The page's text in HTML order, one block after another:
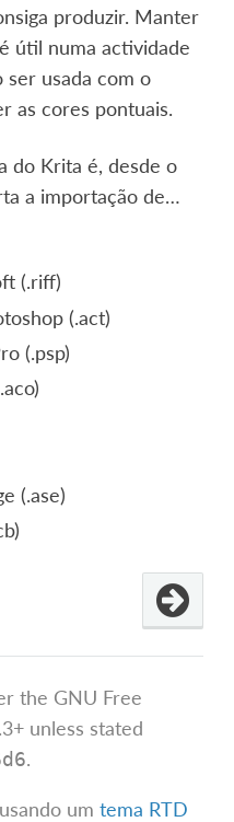
produzir. Manter
útil numa actividade
ser usada com o
as cores pontuais.
do Krita é, desde o
a importação de…
(.riff)
(.act)
(.psp)
(.ase)
the GNU Free
unless stated
.
umtema RTD